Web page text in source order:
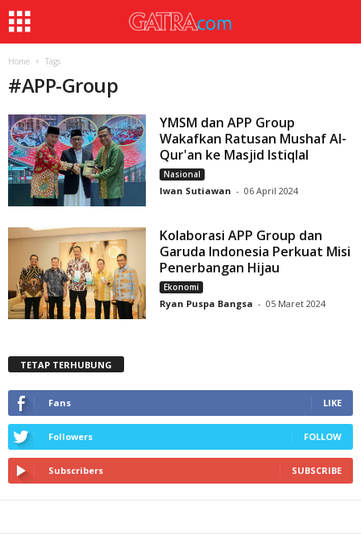
Home Tags
#APP-Group
YMSM dan APP Group
Wakafkan Ratusan Mushaf Al-
Qur'an ke Masjid Istiqlal
Nasional
Iwan Sutiawan - 06 April 2024
Kolaborasi APP Group dan
Garuda Indonesia Perkuat Misi
Penerbangan Hijau
Ekonomi
Ryan Puspa Bangsa - 05 Maret 2024
TETAP TERHUBUNG
Fans LIKE
Followers FOLLOW
Subscribers SUBSCRIBE